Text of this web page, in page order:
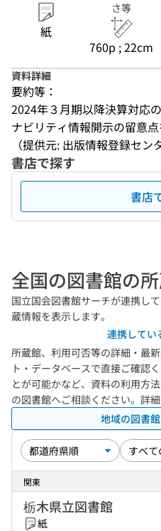
紙
さ等
760p ; 22cm
資料詳細
要約等：
2024年３月期以降決算対応
ナビリティ情報開示の留意点
（提供元: 出版情報登録セン
書店で探す
書店
全国の図書館の
国立国会図書館サーチが連携し
蔵情報を表示します。
連携してい
所蔵館、利用可否等の詳細・最
ト・データベースで直接ご確認
とが可能かなど、資料の利用方
の図書館へご相談ください。詳
地域の図書
関東
栃木県立図書館
紙